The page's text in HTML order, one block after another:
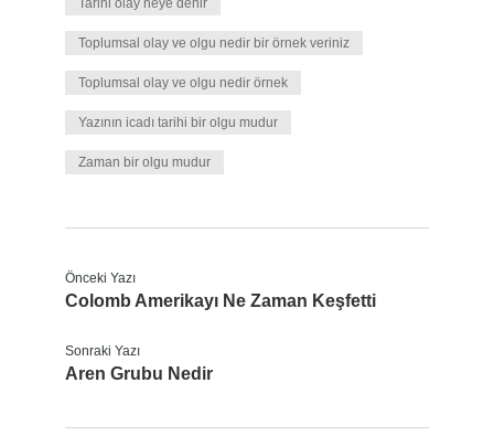
Tarihi olay neye denir
Toplumsal olay ve olgu nedir bir örnek veriniz
Toplumsal olay ve olgu nedir örnek
Yazının icadı tarihi bir olgu mudur
Zaman bir olgu mudur
Önceki Yazı
Colomb Amerikayı Ne Zaman Keşfetti
Sonraki Yazı
Aren Grubu Nedir